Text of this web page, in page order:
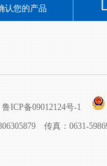
认您的产品
鲁ICP备09012124号-1
传真：0631-